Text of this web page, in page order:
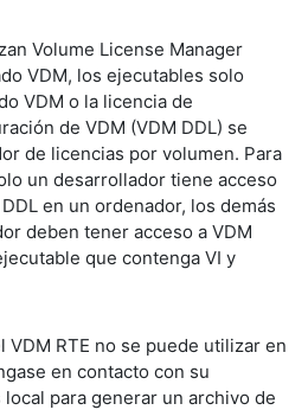
Volume License Manager
VDM, los ejecutables solo
VDM o la licencia de
de VDM (VDM DDL) se
de licencias por volumen. Para
un desarrollador tiene acceso
en un ordenador, los demás
deben tener acceso a VDM
que contenga VI y
VDM RTE no se puede utilizar en
en contacto con su
para generar un archivo de